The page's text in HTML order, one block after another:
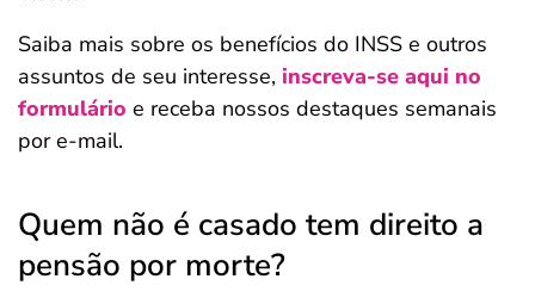
Saiba mais sobre os benefícios do INSS e outros
assuntos de seu interesse, inscreva-se aqui no
formulário e receba nossos destaques semanais
por e-mail.
Quem não é casado tem direito a
pensão por morte?